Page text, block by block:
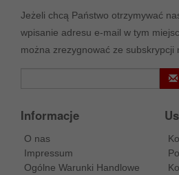
Jeżeli chcą Państwo otrzymywać
wpisanie adresu e-mail w tym
można zrezygnować ze subskrypcji
Informacje
O nas
Impressum
Ogólne Warunki Handlowe